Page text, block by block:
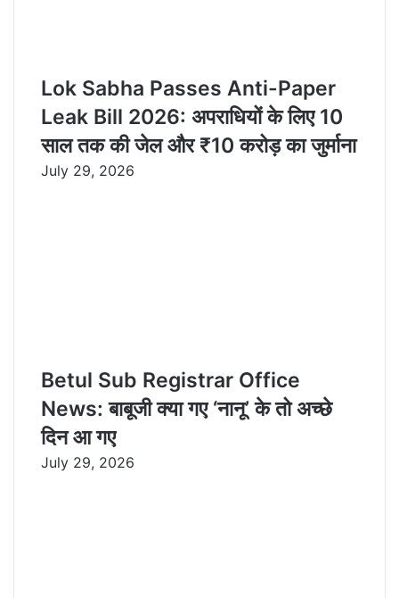
Lok Sabha Passes Anti-Paper
Leak Bill 2026: अपराधियों के लिए 10
साल तक की जेल और ₹10 करोड़ का जुर्माना
July 29, 2026
Betul Sub Registrar Office
News: बाबूजी क्या गए ‘नानू’ के तो अच्छे
दिन आ गए
July 29, 2026